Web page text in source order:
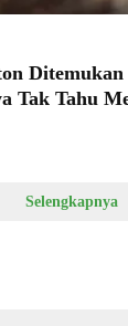
Tak Tahu
Selengkapnya